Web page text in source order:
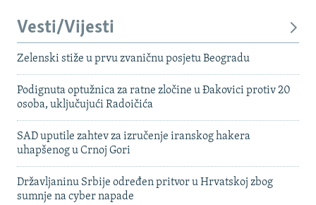
Vesti/Vijesti
Zelenski stiže u prvu zvaničnu posjetu Beogradu
Podignuta optužnica za ratne zločine u Đakovici protiv 20
osoba, uključujući Radoičića
SAD uputile zahtev za izručenje iranskog hakera
uhapšenog u Crnoj Gori
Državljaninu Srbije određen pritvor u Hrvatskoj zbog
sumnje na cyber napade